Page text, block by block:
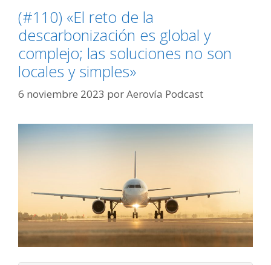
(#110) «El reto de la
descarbonización es global y
complejo; las soluciones no son
locales y simples»
6 noviembre 2023 porAerovía Podcast